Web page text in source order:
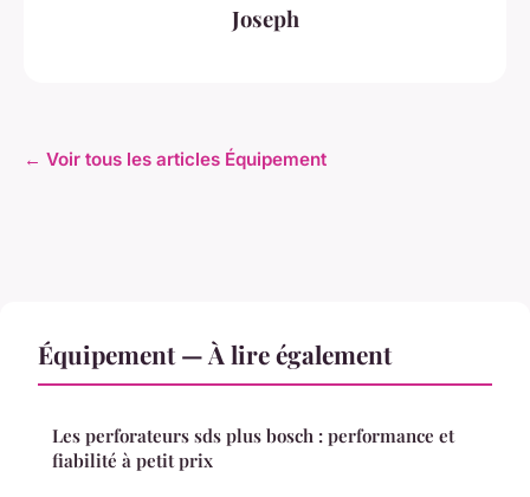
Joseph
← Voir tous les articles Équipement
Équipement — À lire également
Les perforateurs sds plus bosch : performance et
fiabilité à petit prix